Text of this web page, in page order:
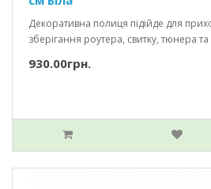
Декоративна полиця підійде для
зберігання роутера, свитку, тюнера
930.00грн.